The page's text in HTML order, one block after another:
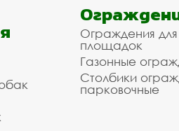
Ограждения
площадок
Газонные
Столбики
парковочные